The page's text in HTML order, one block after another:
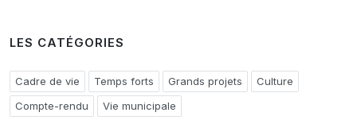
LES CATÉGORIES
Cadre de vie Temps forts Grands projets
Culture
Compte-rendu
Vie municipale